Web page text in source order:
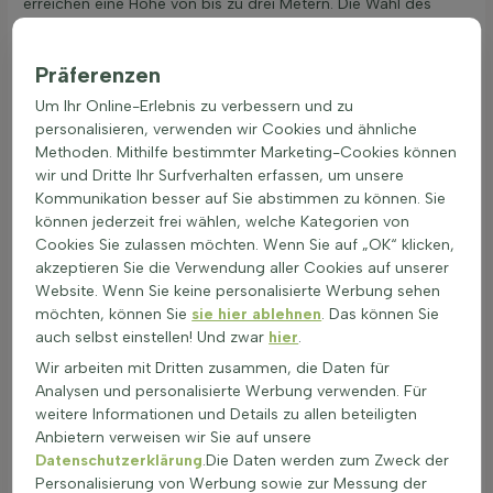
ideal, da sie sich gut mit anderen
kombinieren lassen.
Ziersträucher sind eine beliebte Wahl für Gärten, da sie mit
ihrer Vielfalt an Blattformen und -farben beeindrucken. Die
Blätter können oval, lanzettlich oder herzförmig sein und
variieren in Farben von tiefgrün bis zu bunten Tönen. Die
Struktur der Blätter ist oft glatt, kann aber auch behaart oder
gewellt sein. Einige Ziersträucher verlieren im Winter ihre
Blätter, während andere immergrün bleiben, abhängig von
der Art und dem Klima. Die Winterhärte von Ziersträuchern
hängt von verschiedenen Faktoren ab, wie der Temperatur,
der Dauer der Frostperiode und der Bodenbeschaffenheit.
Wind kann die Kälteempfindlichkeit erhöhen, während ein
geschützter Standort die Widerstandsfähigkeit verbessert.
Viele Ziersträucher sind immergrün, was sie ideal für
Sichtschutz macht. Die Wahl der Art und der Standort im
Garten beeinflussen, ob sie ihre Blätter behalten oder
abwerfen. Ziersträucher sind oft hitze- und
Präferenzen
Um Ihr Online-Erlebnis zu verbessern und zu
personalisieren, verwenden wir Cookies und ähnliche
Methoden. Mithilfe bestimmter Marketing-Cookies können
wir und Dritte Ihr Surfverhalten erfassen, um unsere
Kommunikation besser auf Sie abstimmen zu können. Sie
können jederzeit frei wählen, welche Kategorien von
Cookies Sie zulassen möchten. Wenn Sie auf „OK“ klicken,
akzeptieren Sie die Verwendung aller Cookies auf unserer
Website. Wenn Sie keine personalisierte Werbung sehen
möchten, können Sie sie hier ablehnen. Das können Sie
auch selbst einstellen! Und zwar hier.
Wir arbeiten mit Dritten zusammen, die Daten für
Analysen und personalisierte Werbung verwenden. Für
weitere Informationen und Details zu allen beteiligten
Anbietern verweisen wir Sie auf unsere
Datenschutzerklärung.Die Daten werden zum Zweck der
Personalisierung von Werbung sowie zur Messung der